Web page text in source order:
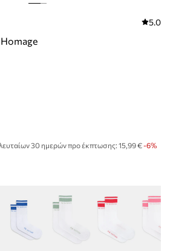
5.0
30 ημερών προ έκπτωσης: 15,99 € -6%